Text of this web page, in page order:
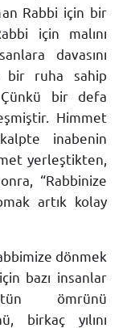
Rabbi için bir
için malını
davasını
bir ruha sahip
bir defa
Himmet
inabenin
yerleştikten,
“Rabbinize
artık kolay
dönmek
bazı insanlar
ömrünü
birkaç yılını